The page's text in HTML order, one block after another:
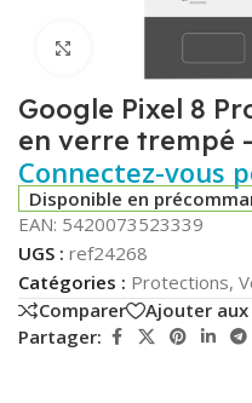
Google Pixel 8
en verre trempé
Connectez-vous
Disponible en
EAN: 5420073523339
UGS : ref24268
Catégories : Protections,
Comparer
Ajouter
Partager: